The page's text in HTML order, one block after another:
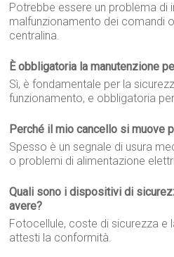
Potrebbe essere un problema di
malfunzionamento dei comandi
centralina.
È obbligatoria la manutenzione
Sì, è fondamentale per la
funzionamento, e obbligatoria
Perché il mio cancello si muove
Spesso è un segnale di usura
o problemi di alimentazione
Quali sono i dispositivi di
avere?
Fotocellule, coste di sicurezza e
attesti la conformità.